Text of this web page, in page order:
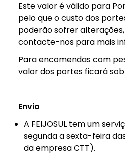
Este valor é válido para
pelo que o custo dos
poderão sofrer
contacte-nos para mais
Para encomendas com
valor dos portes ficará
Envio
A FEIJOSUL tem um
segunda a sexta-feira
da empresa CTT).